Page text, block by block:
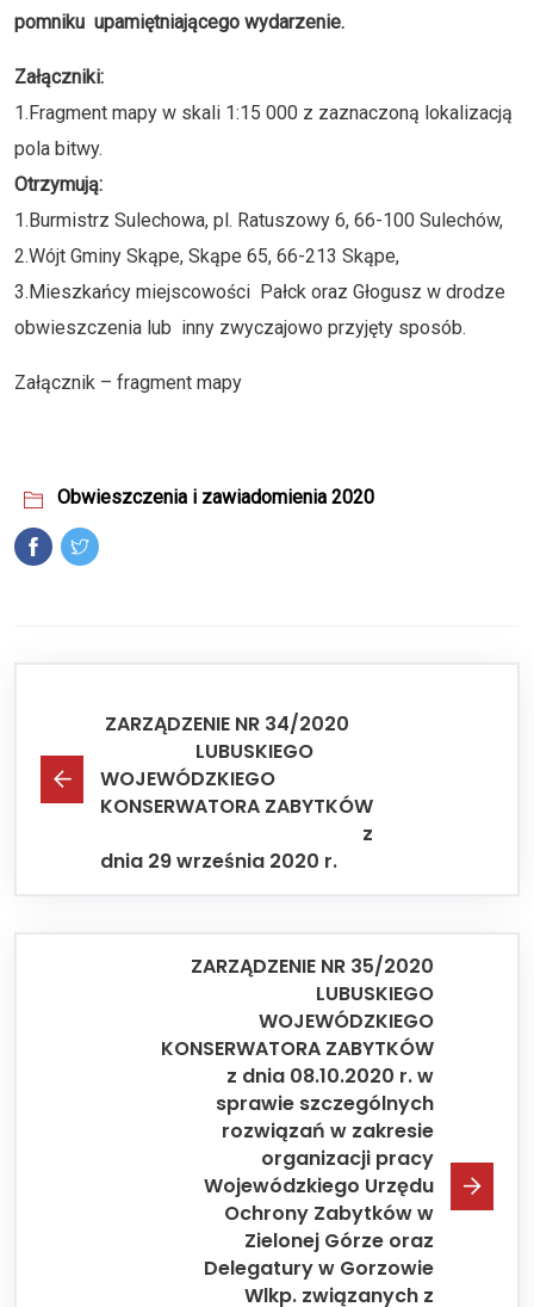
pomniku upamiętniającego wydarzenie.
Załączniki:
1.Fragment mapy w skali 1:15 000 z zaznaczoną lokalizacją
pola bitwy.
Otrzymują:
1.Burmistrz Sulechowa, pl. Ratuszowy 6, 66-100 Sulechów,
2.Wójt Gminy Skąpe, Skąpe 65, 66-213 Skąpe,
3.Mieszkańcy miejscowości Pałck oraz Głogusz w drodze
obwieszczenia lub inny zwyczajowo przyjęty sposób.
Załącznik – fragment mapy
Obwieszczenia i zawiadomienia 2020
ZARZĄDZENIE NR 34/2020
LUBUSKIEGO
WOJEWÓDZKIEGO
KONSERWATORA ZABYTKÓW
z
dnia 29 września 2020 r.
ZARZĄDZENIE NR 35/2020
LUBUSKIEGO
WOJEWÓDZKIEGO
KONSERWATORA ZABYTKÓW
z dnia 08.10.2020 r. w
sprawie szczególnych
rozwiązań w zakresie
organizacji pracy
Wojewódzkiego Urzędu
Ochrony Zabytków w
Zielonej Górze oraz
Delegatury w Gorzowie
Wlkp. związanych z